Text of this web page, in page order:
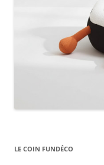
LE COIN FUNDÉCO